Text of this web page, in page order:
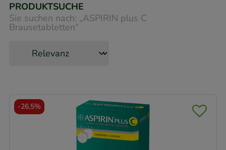
PRODUKTSUCHE
Sie suchen nach: „ASPIRIN plus C
Brausetabletten“
-26,5%